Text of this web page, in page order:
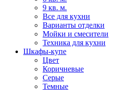
9 кв. м.
Все для кухни
Варианты отделки
Мойки и смесители
Техника для кухни
Шкафы-купе
Цвет
Коричневые
Серые
Темные